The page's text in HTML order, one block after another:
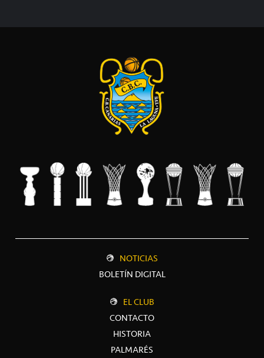
NOTICIAS
BOLETÍN DIGITAL
EL CLUB
CONTACTO
HISTORIA
PALMARÉS